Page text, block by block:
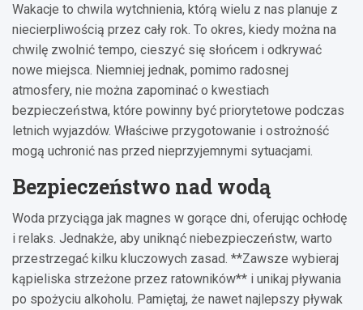
Wakacje to chwila wytchnienia, którą wielu z nas planuje z
niecierpliwością przez cały rok. To okres, kiedy można na
chwilę zwolnić tempo, cieszyć się słońcem i odkrywać
nowe miejsca. Niemniej jednak, pomimo radosnej
atmosfery, nie można zapominać o kwestiach
bezpieczeństwa, które powinny być priorytetowe podczas
letnich wyjazdów. Właściwe przygotowanie i ostrożność
mogą uchronić nas przed nieprzyjemnymi sytuacjami.
Bezpieczeństwo nad wodą
Woda przyciąga jak magnes w gorące dni, oferując ochłodę
i relaks. Jednakże, aby uniknąć niebezpieczeństw, warto
przestrzegać kilku kluczowych zasad. **Zawsze wybieraj
kąpieliska strzeżone przez ratowników** i unikaj pływania
po spożyciu alkoholu. Pamiętaj, że nawet najlepszy pływak